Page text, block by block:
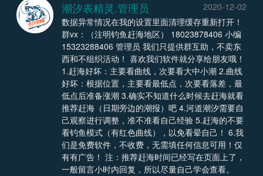
潮汐表精灵.管理员
2020-12-02
数据异常情况在我的设置里面清理缓存重新打开！
群vx：（注明钓鱼赶海地区） 18023878406 小编
15323288406 管理员 我们只提供群互助，不卖东
西和不组织活动！ 喜欢我们软件就分享给朋友哦！
1.赶海好坏：主要看曲线，次要看大中小潮 2.曲线
好坏：根据位置，主要看最低点，次要看落差，最
低点后准备涨潮 3.确实不知道什么时候去赶海就看
推荐赶海（日期旁边的潮报）吧 4.河道潮汐需要自
己观察进行调整，准不准看自己经验 5.赶海的不要
看钓鱼模式（有红色曲线），以免看晕自己！ 6.我
们是免费软件，不收费，无需填任何信息可用！仅
有有广告！ 注：推荐赶海时间已经写在页面上了，
一般留言小时内回复，所以尽量自己学会查看。